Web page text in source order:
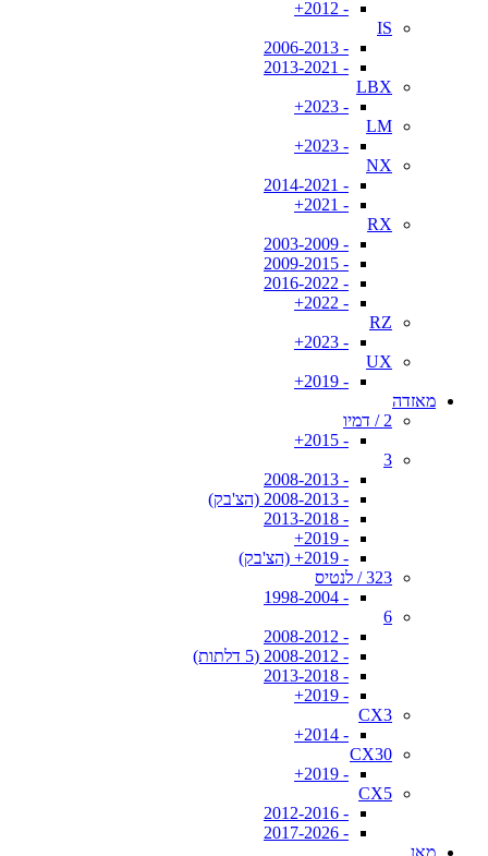
- 2012+
IS
- 2006-2013
- 2013-2021
LBX
- 2023+
LM
- 2023+
NX
- 2014-2021
- 2021+
RX
- 2003-2009
- 2009-2015
- 2016-2022
- 2022+
RZ
- 2023+
UX
- 2019+
מאזדה
2 / דמיו
- 2015+
3
- 2008-2013
- 2008-2013 (הצ'בק)
- 2013-2018
- 2019+
- 2019+ (הצ'בק)
323 / לנטיס
- 1998-2004
6
- 2008-2012
- 2008-2012 (5 דלתות)
- 2013-2018
- 2019+
CX3
- 2014+
CX30
- 2019+
CX5
- 2012-2016
- 2017-2026
מאן